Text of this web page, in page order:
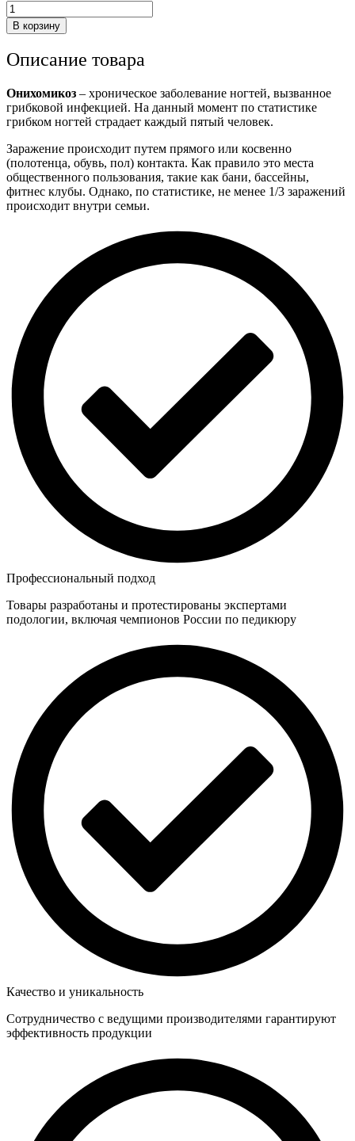
Количество
товара
Оффлайн
«Онихомикоз
практике
подолога»
В корзину
Описание товара
Онихомикоз – хроническое заболевание ногтей, вызванное
грибковой инфекцией. На данный момент по статистике
грибком ногтей страдает каждый пятый человек.
Заражение происходит путем прямого или косвенно
(полотенца, обувь, пол) контакта. Как правило это места
общественного пользования, такие как бани, бассейны,
фитнес клубы. Однако, по статистике, не менее 1/3 заражений
происходит внутри семьи.
Профессиональный подход
Товары разработаны и протестированы экспертами
подологии, включая чемпионов России по педикюру
Качество и уникальность
Сотрудничество с ведущими производителями гарантируют
эффективность продукции